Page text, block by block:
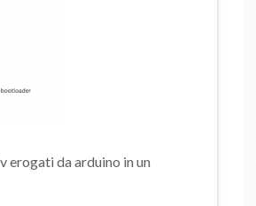
erogati da arduino in un